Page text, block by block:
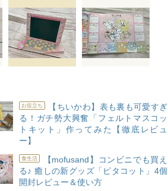
お役立ち
【ちいかわ】表も裏も可愛すぎ
る！ガチ勢大興奮「フェルトマスコッ
トキット」作ってみた【徹底レビュ
ー】
食生活
【mofusand】コンビニでも買え
る♪ 癒しの新グッズ「ピタコット」4個
開封レビュー＆使い方